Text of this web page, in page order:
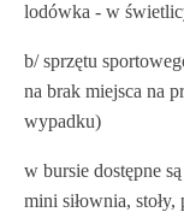
lodówka - w
b/ sprzętu
na brak miejsca na
wypadku)
w bursie dostępne
mini siłownia,